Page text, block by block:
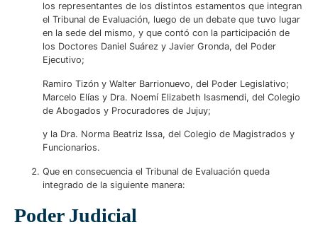
los representantes de los distintos estamentos que integran
el Tribunal de Evaluación, luego de un debate que tuvo lugar
en la sede del mismo, y que contó con la participación de
los Doctores Daniel Suárez y Javier Gronda, del Poder
Ejecutivo;
Ramiro Tizón y Walter Barrionuevo, del Poder Legislativo;
Marcelo Elías y Dra. Noemí Elizabeth Isasmendi, del Colegio
de Abogados y Procuradores de Jujuy;
y la Dra. Norma Beatriz Issa, del Colegio de Magistrados y
Funcionarios.
Que en consecuencia el Tribunal de Evaluación queda
integrado de la siguiente manera:
Poder Judicial